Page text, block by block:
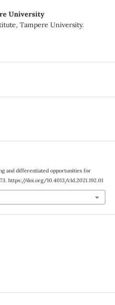
University
Tampere University.
and differentiated opportunities for
https://doi.org/10.4013/cld.2021.192.01